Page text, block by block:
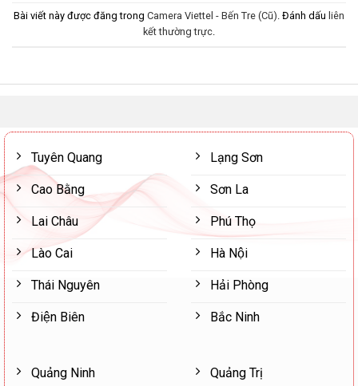
Bài viết này được đăng trong Camera Viettel - Bến Tre (Cũ). Đánh dấu liên
kết thường trực.
Tuyên Quang
Cao Bằng
Lai Châu
Lào Cai
Thái Nguyên
Điện Biên
Lạng Sơn
Sơn La
Phú Thọ
Hà Nội
Hải Phòng
Bắc Ninh
Quảng Ninh Quảng Trị